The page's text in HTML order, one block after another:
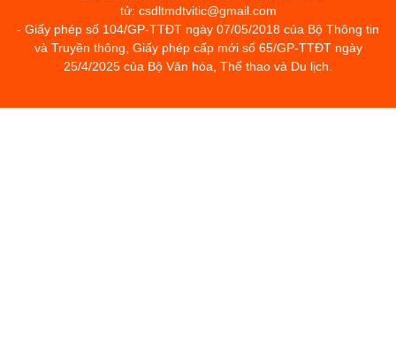
tử: csdltmdtvitic@gmail.com
- Giấy phép số 104/GP-TTĐT ngày 07/05/2018 của Bộ Thông tin
và Truyền thông, Giấy phép cấp mới số 65/GP-TTĐT ngày
25/4/2025 của Bộ Văn hóa, Thể thao và Du lịch.